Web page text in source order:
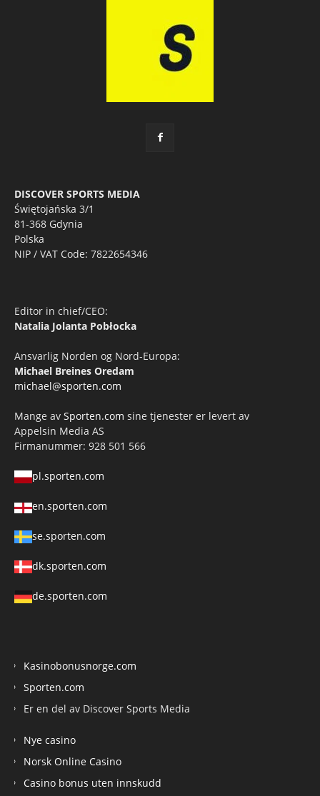
DISCOVER SPORTS MEDIA
Świętojańska 3/1
81-368 Gdynia
Polska
NIP / VAT Code: 7822654346
Editor in chief/CEO:
Natalia Jolanta Pobłocka
Ansvarlig Norden og Nord-Europa:
Michael Breines Oredam
michael@sporten.com
Mange av Sporten.com sine tjenester er levert av
Appelsin Media AS
Firmanummer: 928 501 566
pl.sporten.com
en.sporten.com
se.sporten.com
dk.sporten.com
de.sporten.com
Kasinobonusnorge.com
Sporten.com
Er en del av Discover Sports Media
Nye casino
Norsk Online Casino
Casino bonus uten innskudd